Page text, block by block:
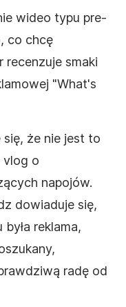
wideo typu pre-
co chcę
recenzuje smaki
"What's
że nie jest to
vlog o
napojów.
dowiaduje się,
była reklama,
radę od